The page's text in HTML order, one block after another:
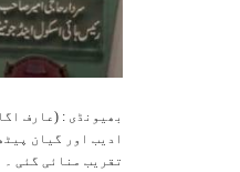
بھیونڈی : (عارف
ادیب اور گیان
تقریب منائی گئی